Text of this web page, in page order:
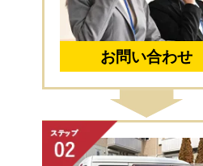
お問い合わせ